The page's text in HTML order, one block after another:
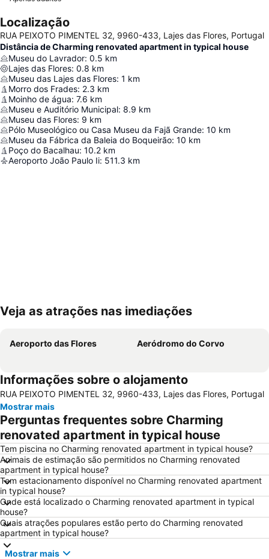
Localização
RUA PEIXOTO PIMENTEL 32, 9960-433, Lajes das Flores, Portugal
Distância de Charming renovated apartment in typical house
Museu do Lavrador: 0.5 km
Lajes das Flores: 0.8 km
Museu das Lajes das Flores: 1 km
Morro dos Frades: 2.3 km
Moinho de água: 7.6 km
Museu e Auditório Municipal: 8.9 km
Museu das Flores: 9 km
Pólo Museológico ou Casa Museu da Fajã Grande: 10 km
Museu da Fábrica da Baleia do Boqueirão: 10 km
Poço do Bacalhau: 10.2 km
Aeroporto João Paulo Ii: 511.3 km
Ampliar mapa
Veja as atrações nas imediações
Aeroporto das Flores Aeródromo do Corvo
Informações sobre o alojamento
RUA PEIXOTO PIMENTEL 32, 9960-433, Lajes das Flores, Portugal
Mostrar mais
Perguntas frequentes sobre Charming
renovated apartment in typical house
Tem piscina no Charming renovated apartment in typical house?
Animais de estimação são permitidos no Charming renovated
apartment in typical house?
Tem estacionamento disponível no Charming renovated apartment
in typical house?
Onde está localizado o Charming renovated apartment in typical
house?
Quais atrações populares estão perto do Charming renovated
apartment in typical house?
Mostrar mais